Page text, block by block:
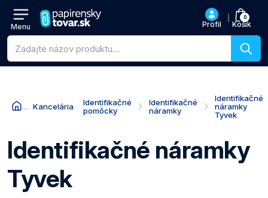
Menu Profil
0
Košík
Vyhľadávanie produktov
Kancelária
Identifikačné
pomôcky
Identifikačné
náramky
Identifikačné
náramky
Tyvek
Identifikačné náramky
Tyvek